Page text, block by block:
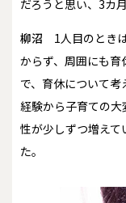
だろうと思い、3カ
柳沼
1人目のとき
からず、周囲にも
で、育休について
経験から子育ての
性が少しずつ増えて
た。